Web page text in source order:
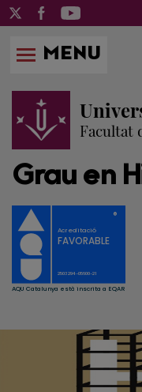
MENU
Facultat
Grau en